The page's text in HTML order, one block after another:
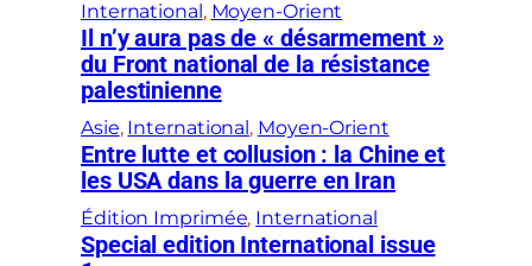
International , Moyen-Orient
Il n’y aura pas de « désarmement »
du Front national de la résistance
palestinienne
Asie, International , Moyen-Orient
Entre lutte et collusion : la Chine et
les USA dans la guerre en Iran
Édition Imprimée, International
Special edition International issue